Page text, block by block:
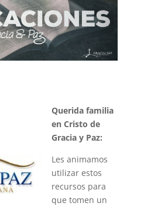
Querida familia
en Cristo de
Gracia y Paz:
Les animamos
utilizar estos
recursos para
que tomen un